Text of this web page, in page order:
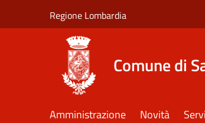
Regione Lombardia
Comune di
Amministrazione Novità